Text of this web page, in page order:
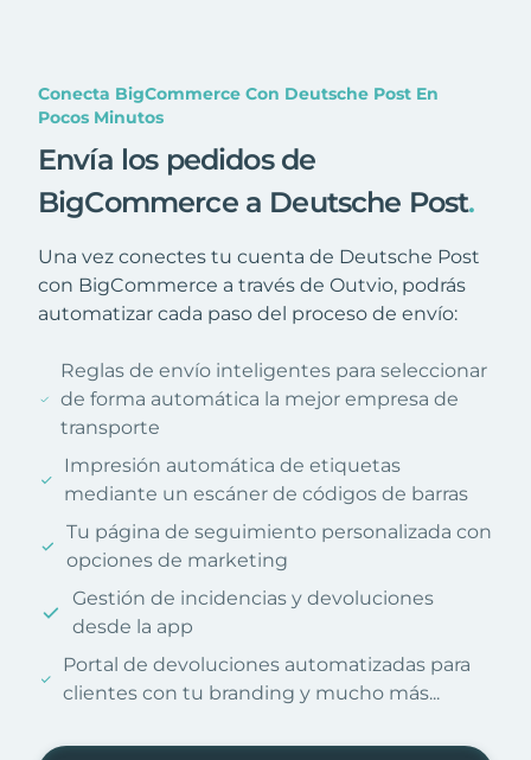
Conecta BigCommerce Con Deutsche Post En
Pocos Minutos
Envía los pedidos de
BigCommerce a Deutsche Post.
Una vez conectes tu cuenta de Deutsche Post
con BigCommerce a través de Outvio, podrás
automatizar cada paso del proceso de envío:
Reglas de envío inteligentes para seleccionar
de forma automática la mejor empresa de
transporte
Impresión automática de etiquetas
mediante un escáner de códigos de barras
Tu página de seguimiento personalizada con
opciones de marketing
Gestión de incidencias y devoluciones
desde la app
Portal de devoluciones automatizadas para
clientes con tu branding y mucho más...